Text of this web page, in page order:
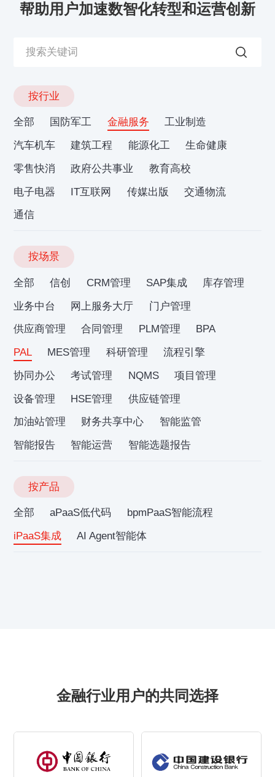
帮助用户加速数智化转型和运营创新
按行业
全部 国防军工 金融服务
工业制造
汽车机车
建筑工程 能源化工
生命健康
零售快消
政府公共事业
教育高校
电子电器
IT互联网 传媒出版
交通物流
通信
按场景
全部 信创 CRM管理 SAP集成
库存管理
业务中台
网上服务大厅
门户管理
供应商管理
合同管理 PLM管理
BPA
PAL
MES管理 科研管理
流程引擎
协同办公
考试管理 NQMS
项目管理
设备管理
HSE管理
供应链管理
加油站管理
财务共享中心
智能监管
智能报告
智能运营 智能选题报告
按产品
全部 aPaaS低代码
bpmPaaS智能流程
iPaaS集成
AI Agent智能体
金融行业用户的共同选择